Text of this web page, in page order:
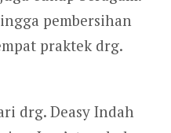
pembersihan
praktek drg.
drg. Deasy Indah